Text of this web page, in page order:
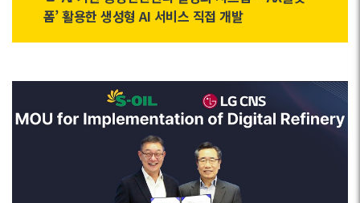
폼’ 활용한 생성형 AI 서비스 직접 개발